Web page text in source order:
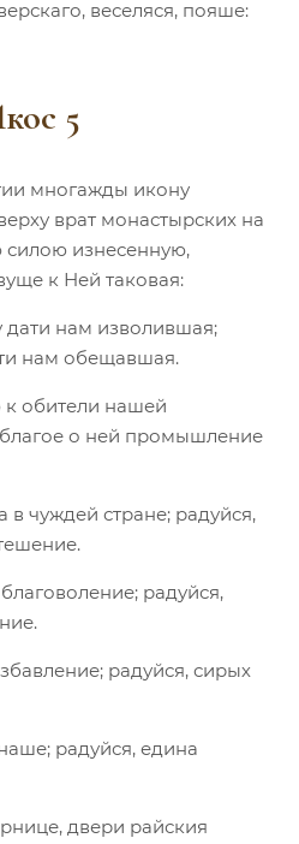
веселяся, пояше:
5
многажды икону
врат монастырских на
силою изнесенную,
к Ней таковая:
дати нам изволившая;
нам обещавшая.
обители нашей
о ней промышление
чуждей стране; радуйся,
радуйся,
радуйся, сирых
радуйся, едина
двери райския